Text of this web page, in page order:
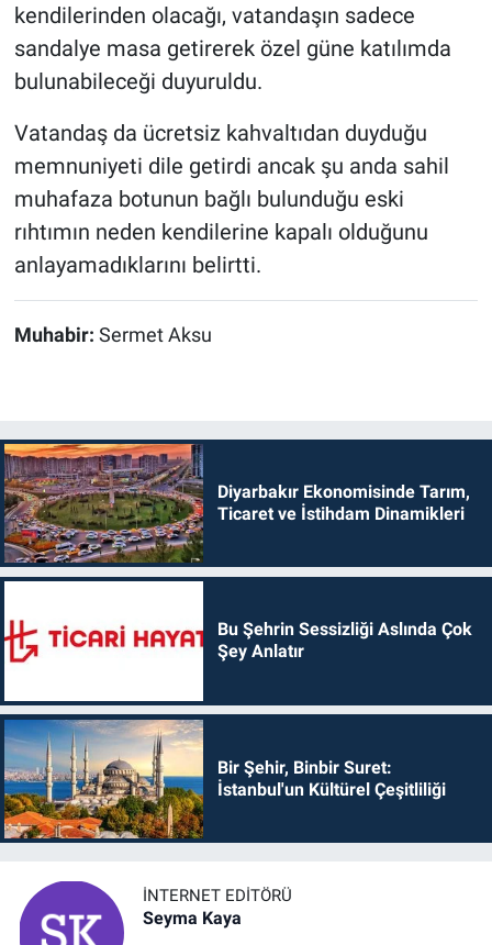
kendilerinden olacağı, vatandaşın sadece
sandalye masa getirerek özel güne katılımda
bulunabileceği duyuruldu.
Vatandaş da ücretsiz kahvaltıdan duyduğu
memnuniyeti dile getirdi ancak şu anda sahil
muhafaza botunun bağlı bulunduğu eski
rıhtımın neden kendilerine kapalı olduğunu
anlayamadıklarını belirtti.
Muhabir: Sermet Aksu
Diyarbakır Ekonomisinde Tarım,
Ticaret ve İstihdam Dinamikleri
Bu Şehrin Sessizliği Aslında Çok
Şey Anlatır
Bir Şehir, Binbir Suret:
İstanbul'un Kültürel Çeşitliliği
İNTERNET EDITÖRÜ
Seyma Kaya